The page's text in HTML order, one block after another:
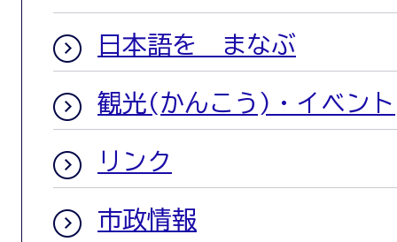
日本語を まなぶ
観光(かんこう)・イベント
リンク
市政情報